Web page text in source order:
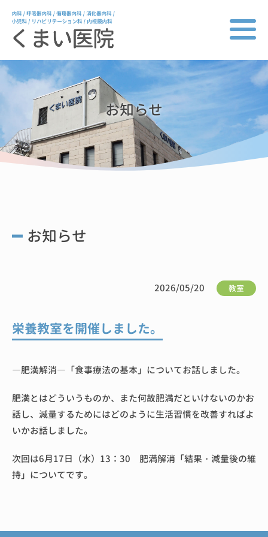
お知らせ
お知らせ
2026/05/20 教室
栄養教室を開催しました。
―肥満解消―「食事療法の基本」についてお話しました。
肥満とはどういうものか、また何故肥満だといけないのかお
話し、減量するためにはどのように生活習慣を改善すればよ
いかお話しました。
次回は6月17日（水）13：30 肥満解消「結果・減量後の維
持」についてです。